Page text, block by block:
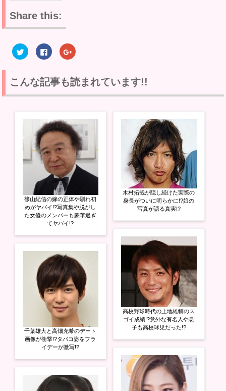
Share this:
ク
リ
て
T
w
i
し
い
ウ
で
開
き
ま
F
a
o
o
k
で
る
に
は
リ
ッ
ク
し
て
く
さ
い
(
新
し
い
ウ
ン
ウ
で
開
き
ま
す
)
ク
リ
し
て
G
o
o
+
で
共
有
(
新
し
い
ウ
ィ
ウ
で
開
き
ま
す
こんな記事も読まれています!!
篠山紀信の嫁の正体や馴れ初
めがヤバイ!?写真集や脱がし
た女優のメンバーも豪華過ぎ
てヤバイ!?
千葉雄大と高畑充希のデート
画像が衝撃!?タバコ姿をフラ
イデーが激写!?
木村拓哉が隠し続けた実際の
身長がついに明らかに!?娘の
写真が語る真実!?
高校野球時代の上地雄輔のス
ゴイ成績!?意外な有名人や息
子も高校球児だった!?